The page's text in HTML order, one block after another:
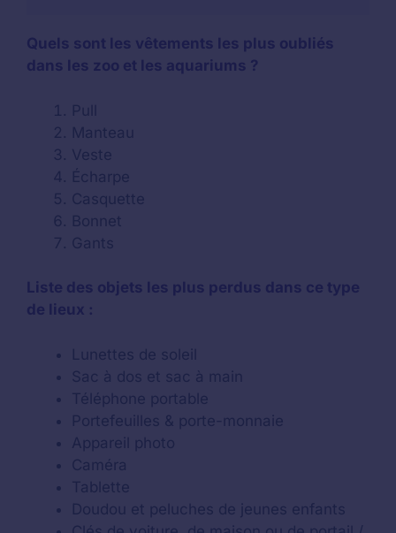
Quels sont les vêtements les plus oubliés
dans les zoo et les aquariums ?
Pull
Manteau
Veste
Écharpe
Casquette
Bonnet
Gants
Liste des objets les plus perdus dans ce type
de lieux :
Lunettes de soleil
Sac à dos et sac à main
Téléphone portable
Portefeuilles & porte-monnaie
Appareil photo
Caméra
Tablette
Doudou et peluches de jeunes enfants